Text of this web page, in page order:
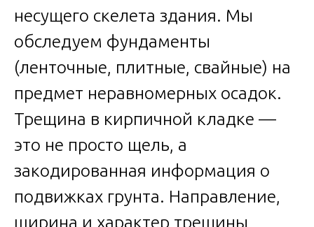
несущего скелета здания. Мы
обследуем фундаменты
(ленточные, плитные, свайные) на
предмет неравномерных осадок.
Трещина в кирпичной кладке —
это не просто щель, а
закодированная информация о
подвижках грунта. Направление,
ширина и характер трещины